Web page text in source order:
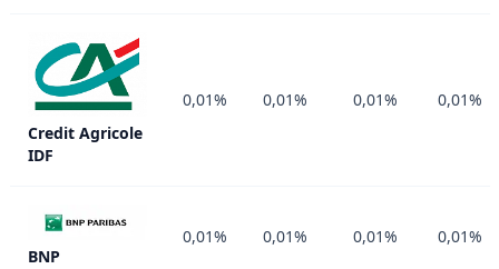
Credit Agricole
IDF
0,01% 0,01% 0,01% 0,01%
BNP
0,01% 0,01% 0,01% 0,01%